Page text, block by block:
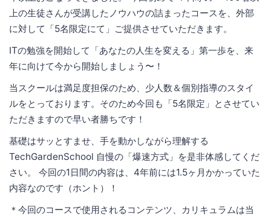
上の生徒さんが受講したノウハウの詰まったコースを、外部
に対して「5名限定にて」ご提供させていただきます。
ITの勉強を開始して「あなたの人生を変える」第一歩を、来
年に向けて今から開始しましょう〜！
当スクールは満足度担保のため、少人数＆個別指導のスタイ
ルをとっております。そのため今回も「5名限定」とさせてい
ただきますので早い者勝ちです！
基礎はサッとすませ、手を動かしながら理解する
TechGardenSchool 自慢の「爆速方式」を是非体感してくだ
さい。 今回の1日間の内容は、4年前には1.5ヶ月かかっていた
内容なのです（ホント）！
＊今回のコースで使用されるコンテンツ、カリキュラムは当